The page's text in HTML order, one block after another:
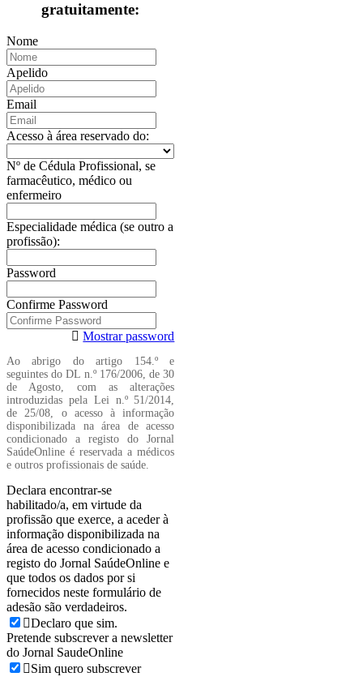
gratuitamente:
Nome
Apelido
Email
Acesso à área reservado do:
Nº de Cédula Profissional, se
farmacêutico, médico ou
enfermeiro
Especialidade médica (se outro a
profissão):
Password
Confirme Password
Mostrar password
Ao abrigo do artigo 154.º e
seguintes do DL n.º 176/2006, de 30
de Agosto, com as alterações
introduzidas pela Lei n.º 51/2014,
de 25/08, o acesso à informação
disponibilizada na área de acesso
condicionado a registo do Jornal
SaúdeOnline é reservada a médicos
e outros profissionais de saúde.
Declara encontrar-se
habilitado/a, em virtude da
profissão que exerce, a aceder à
informação disponibilizada na
área de acesso condicionado a
registo do Jornal SaúdeOnline e
que todos os dados por si
fornecidos neste formulário de
adesão são verdadeiros.
Declaro que sim.
Pretende subscrever a newsletter
do Jornal SaudeOnline
Sim quero subscrever